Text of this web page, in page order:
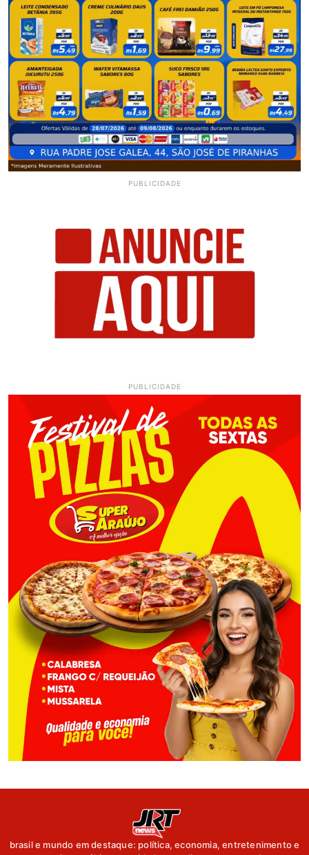
PUBLICIDADE
PUBLICIDADE
brasil e mundo em destaque: política, economia, entretenimento e